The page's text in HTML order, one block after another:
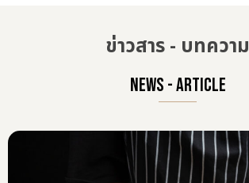
ข่าวสาร - บทความ
NEWS - ARTICLE